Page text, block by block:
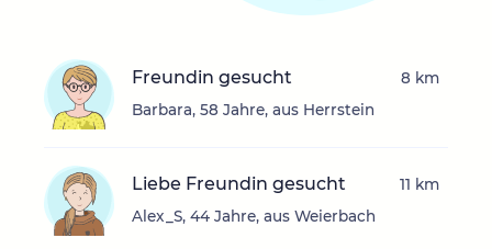
Freundin gesucht
Barbara, 58 Jahre, aus Herrstein
8 km
Liebe Freundin gesucht
Alex_S, 44 Jahre, aus Weierbach
11 km